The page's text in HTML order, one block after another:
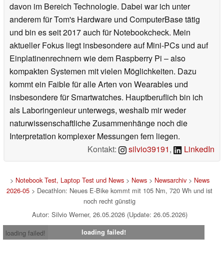
davon im Bereich Technologie. Dabei war ich unter
anderem für Tom's Hardware und ComputerBase tätig
und bin es seit 2017 auch für Notebookcheck. Mein
aktueller Fokus liegt insbesondere auf Mini-PCs und auf
Einplatinenrechnern wie dem Raspberry Pi – also
kompakten Systemen mit vielen Möglichkeiten. Dazu
kommt ein Faible für alle Arten von Wearables und
insbesondere für Smartwatches. Hauptberuflich bin ich
als Laboringenieur unterwegs, weshalb mir weder
naturwissenschaftliche Zusammenhänge noch die
Interpretation komplexer Messungen fern liegen.
Kontakt:
silvio39191, LinkedIn
> Notebook Test, Laptop Test und News> News> Newsarchiv> News
2026-05 > Decathlon: Neues E-Bike kommt mit 105 Nm, 720 Wh und ist
noch recht günstig
Autor: Silvio Werner, 26.05.2026 (Update: 26.05.2026)
loading failed!
loading failed!